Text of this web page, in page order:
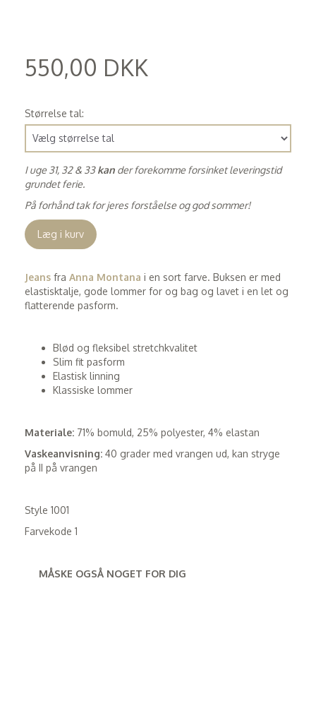
550,00 DKK
Størrelse tal:
I uge 31, 32 & 33kan der forekomme forsinket leveringstid
grundet ferie.
På forhånd tak for jeres forståelse og god sommer!
Læg i kurv
Jeans fra Anna Montana i en sort farve. Buksen er med
elastisktalje, gode lommer for og bag og lavet i en let og
flatterende pasform.
Blød og fleksibel stretchkvalitet
Slim fit pasform
Elastisk linning
Klassiske lommer
Materiale: 71% bomuld, 25% polyester, 4% elastan
Vaskeanvisning: 40 grader med vrangen ud, kan stryge
på II på vrangen
Style 1001
Farvekode 1
MÅSKE OGSÅ NOGET FOR DIG